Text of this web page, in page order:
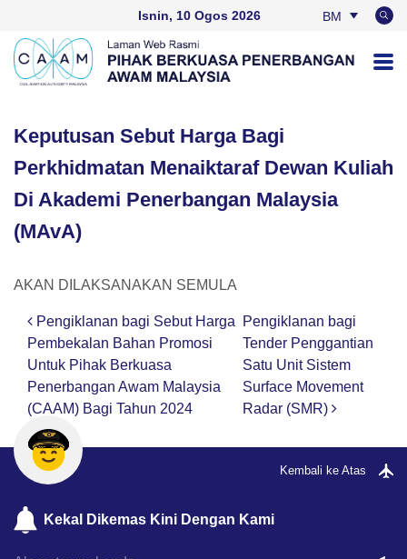
Isnin, 10 Ogos 2026
BM
Keputusan Sebut Harga Bagi
Perkhidmatan Menaiktaraf Dewan Kuliah
Di Akademi Penerbangan Malaysia
(MAvA)
AKAN DILAKSANAKAN SEMULA
Post navigation
Pengiklanan bagi Sebut Harga
Pembekalan Bahan Promosi
Untuk Pihak Berkuasa
Penerbangan Awam Malaysia
(CAAM) Bagi Tahun 2024
Pengiklanan bagi
Tender Penggantian
Satu Unit Sistem
Surface Movement
Radar (SMR)
Kembali ke Atas
Kekal Dikemas Kini Dengan Kami